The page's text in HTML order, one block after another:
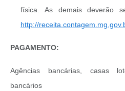
física. As demais deverão
http://
PAGAMENTO:
Agências bancárias, casas
bancários